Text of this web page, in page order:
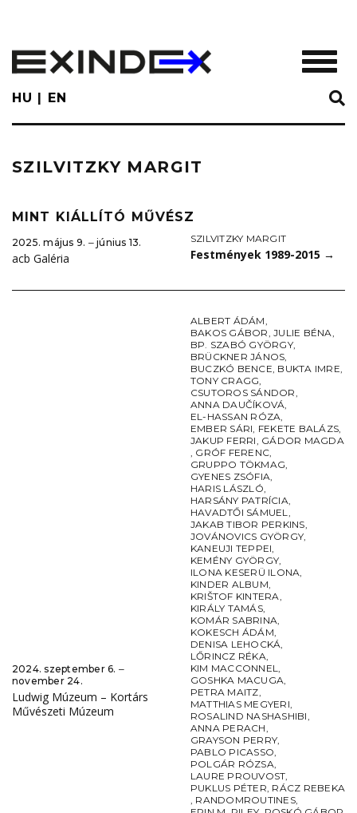
main
content
HU EN
SZILVITZKY MARGIT
MINT KIÁLLÍTÓ MŰVÉSZ
2025. május 9. ‒ június 13.
acb Galéria
SZILVITZKY MARGIT
Festmények 1989-2015 →
2024. szeptember 6. ‒
november 24.
Ludwig Múzeum – Kortárs
Művészeti Múzeum
ALBERT ÁDÁM,
BAKOS GÁBOR,JULIE BÉNA,
BP. SZABÓ GYÖRGY,
BRÜCKNER JÁNOS,
BUCZKÓ BENCE, BUKTA IMRE,
TONY CRAGG,
CSUTOROS SÁNDOR,
ANNA DAUČÍKOVÁ,
EL-HASSAN RÓZA,
EMBER SÁRI, FEKETE BALÁZS,
JAKUP FERRI, GÁDOR MAGDA
, GRÓF FERENC,
GRUPPO TÖKMAG,
GYENES ZSÓFIA,
HARIS LÁSZLÓ,
HARSÁNY PATRÍCIA,
HAVADTŐI SÁMUEL,
JAKAB TIBOR PERKINS,
JOVÁNOVICS GYÖRGY,
KANEUJI TEPPEI,
KEMÉNY GYÖRGY,
ILONA KESERÜ ILONA,
KINDER ALBUM,
KRIŠTOF KINTERA,
KIRÁLY TAMÁS,
KOMÁR SABRINA,
KOKESCH ÁDÁM,
DENISA LEHOCKÁ,
LŐRINCZ RÉKA,
KIM MACCONNEL,
GOSHKA MACUGA,
PETRA MAITZ,
MATTHIAS MEGYERI,
ROSALIND NASHASHIBI,
ANNA PERACH,
GRAYSON PERRY,
PABLO PICASSO,
POLGÁR RÓZSA,
LAURE PROUVOST,
PUKLUS PÉTER, RÁCZ REBEKA
, RANDOMROUTINES,